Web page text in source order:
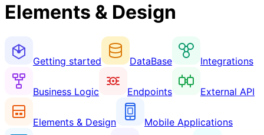
Elements & Design
Getting started DataBase Integrations
Business Logic Endpoints External API
Elements & Design Mobile Applications